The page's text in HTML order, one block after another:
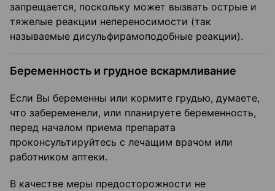
запрещается, поскольку может вызвать острые и
тяжелые реакции непереносимости (так
называемые дисульфирамоподобные реакции).
Беременность и грудное вскармливание
Если Вы беременны или кормите грудью, думаете,
что забеременели, или планируете беременность,
перед началом приема препарата
проконсультируйтесь с лечащим врачом или
работником аптеки.
В качестве меры предосторожности не